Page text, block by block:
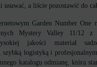
usuwać, a liście pozostawić do
Garden Number One
Mystery Valley 11/12 z
jakości materiał
szybką logistyką i
katalogu odmianę, która